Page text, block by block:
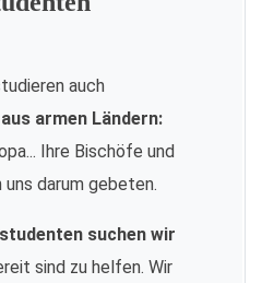
auch
armen Ländern:
Ihre Bischöfe und
uns darum gebeten.
suchen wir
sind zu helfen. Wir